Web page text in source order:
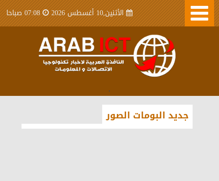
الأثنين,10 أغسطس 2026 07:08 صباحا
.
جديد البومات الصور